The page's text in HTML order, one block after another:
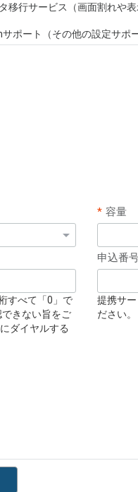
移行サービス（画面割れや
サポート（その他の設定サポー
容量
すべて「0」で
きない旨をご
ダイヤルする
申込番
提携サ
ださい。